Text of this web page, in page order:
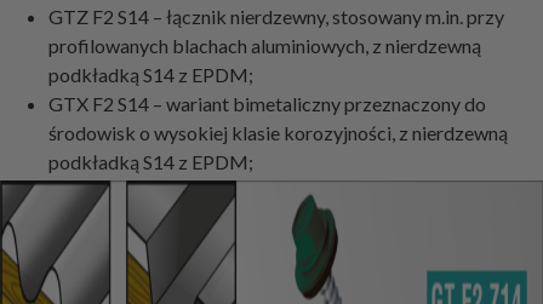
GTZ F2 S14 – łącznik nierdzewny, stosowany m.in. przy
profilowanych blachach aluminiowych, z nierdzewną
podkładką S14 z EPDM;
GTX F2 S14 – wariant bimetaliczny przeznaczony do
środowisk o wysokiej klasie korozyjności, z nierdzewną
podkładką S14 z EPDM;